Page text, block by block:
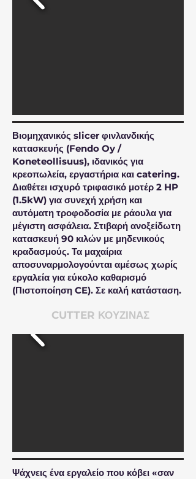
Βιομηχανικός slicer φινλανδικής
κατασκευής (Fendo Oy /
Koneteollisuus), ιδανικός για
κρεοπωλεία, εργαστήρια και catering.
Διαθέτει ισχυρό τριφασικό μοτέρ 2 HP
(1.5kW) για συνεχή χρήση και
αυτόματη τροφοδοσία με ράουλα για
μέγιστη ασφάλεια. Στιβαρή ανοξείδωτη
κατασκευή 90 κιλών με μηδενικούς
κραδασμούς. Τα μαχαίρια
αποσυναρμολογούνται αμέσως χωρίς
εργαλεία για εύκολο καθαρισμό
(Πιστοποίηση CE). Σε καλή κατάσταση.
CUTTER ΚΟΥΖΙΝΑΣ
Ψάχνεις ένα εργαλείο που κόβει «σαν